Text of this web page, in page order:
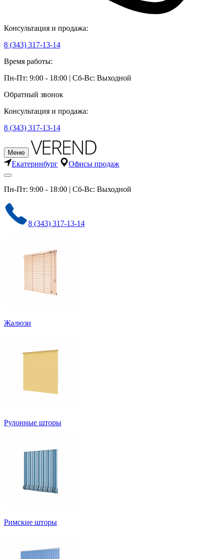
Консультация и продажа:
8 (343) 317-13-14
Время работы:
Пн-Пт: 9:00 - 18:00 | Сб-Вс: Выходной
Обратный звонок
Консультация и продажа:
8 (343) 317-13-14
Меню
Екатеринбург Офисы продаж
Пн-Пт: 9:00 - 18:00 | Сб-Вс: Выходной
8 (343) 317-13-14
Жалюзи
Рулонные шторы
Римские шторы